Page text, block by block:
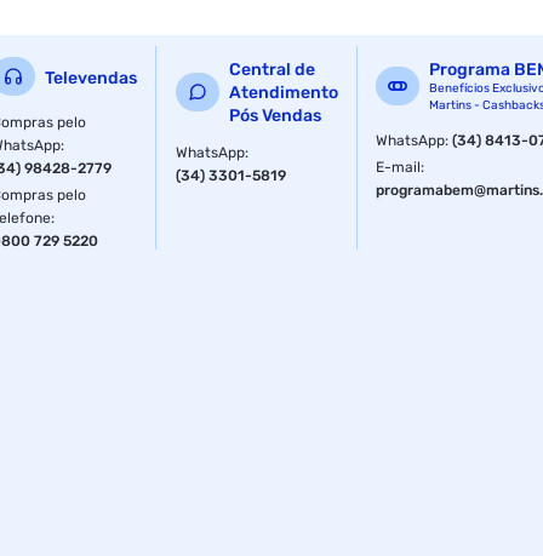
Televendas
pelo
:
98428-2779
pelo
:
729 5220
Central de
Atendimento
Pós Vendas
WhatsApp:
(34) 3301-5819
Programa
Benefícios
Martins -
WhatsApp:(34) 8413-
E-mail: